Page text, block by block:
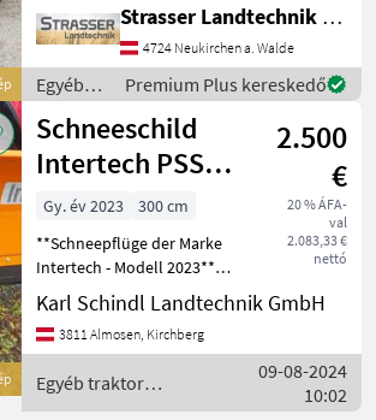
ebenfalls erhältlich
(Aufpreis € 390, - inkl.
MwSt.) - verstärkte
Stützräder - LED-Positionsl
Strasser Landtechnik GmbH
4724 Neukirchen a. Walde
Egyéb
traktor
tartozékok
/
Intertech
Premium Plus kereskedő
Schneeschild
Intertech PSSH-
04 - NEU
2.500
€
20 % ÁFA-
val
2.083,33 €
nettó
Gy. év 2023
300 cm
**Schneepflüge der Marke
Intertech - Modell 2023**
Die Schneepflüge der Marke
Intertech, Modelljahr 2023,
zeichnen sich durch ihre
und Leis
Karl Schindl Landtechnik GmbH
3811 Almosen, Kirchberg
Egyéb traktor
tartozékok / Intertech
09-08-2024
10:02